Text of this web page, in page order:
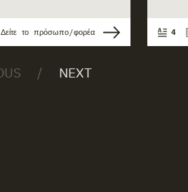
Δείτε το πρόσωπο/φορέα 4